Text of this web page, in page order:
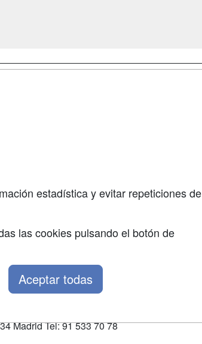
Madrid Tel: 91 533 70 78
estadística y evitar repeticiones de
las cookies pulsando el botón de
Aceptar todas